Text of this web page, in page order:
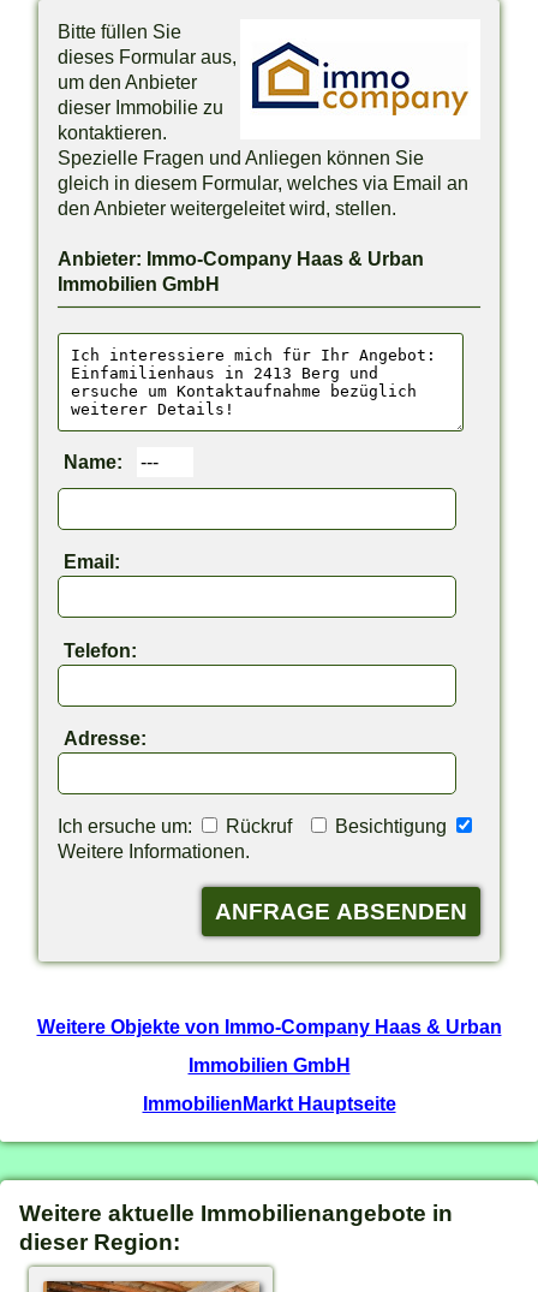
Bitte füllen Sie
dieses Formular aus,
um den Anbieter
dieser Immobilie zu
kontaktieren.
Spezielle Fragen und Anliegen können Sie
gleich in diesem Formular, welches via Email an
den Anbieter weitergeleitet wird, stellen.
Anbieter: Immo-Company Haas & Urban
Immobilien GmbH
Name:
Email:
Telefon:
Adresse:
Ich ersuche um: Rückruf
Besichtigung
Weitere Informationen.
Weitere Objekte von Immo-Company Haas & Urban
Immobilien GmbH
ImmobilienMarkt Hauptseite
Weitere aktuelle Immobilienangebote in
dieser Region: